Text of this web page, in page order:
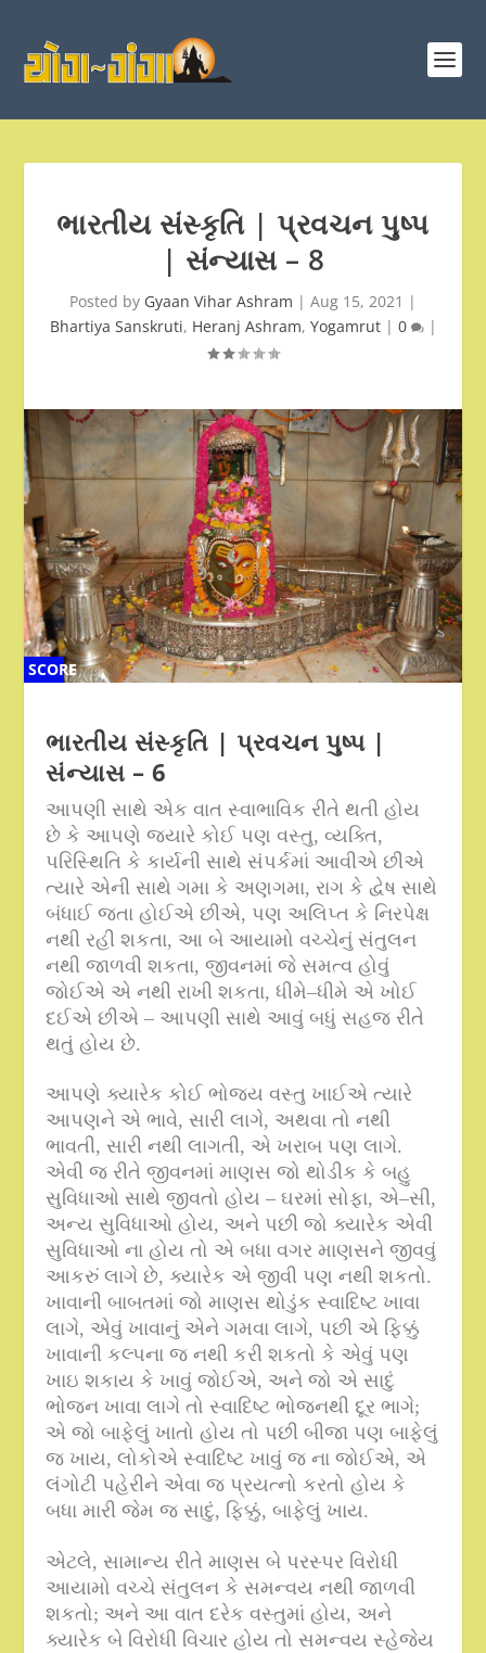
ભારતીય સંસ્કૃતિ | પ્રવચન પુષ્પ
| સંન્યાસ – 8
Posted by Gyaan Vihar Ashram | Aug 15, 2021 |
Bhartiya Sanskruti, Heranj Ashram, Yogamrut| 0 |
SCORE
SCORE
ભારતીય સંસ્કૃતિ | પ્રવચન પુષ્પ |
સંન્યાસ – 6
આપણી સાથે એક વાત સ્વાભાવિક રીતે થતી હોય
છે કે આપણે જ્યારે કોઈ પણ વસ્તુ,વ્યક્તિ,
પરિસ્થિતિ કે કાર્યની સાથે સંપર્કમાં આવીએ છીએ
ત્યારે એની સાથે ગમા કે અણગમા,રાગ કે દ્વેષ સાથે
બંધાઈ જતા હોઈએ છીએ, પણ અલિપ્ત કે નિરપેક્ષ
નથી રહી શકતા, આ બે આયામો વચ્ચેનું સંતુલન
નથી જાળવી શકતા,જીવનમાં જે સમત્વ હોવું
જોઈએ એ નથી રાખી શકતા,ધીમે–ધીમે એ ખોઈ
દઈએ છીએ – આપણી સાથે આવું બધું સહજ રીતે
થતું હોય છે.
આપણે ક્યારેક કોઈ ભોજ્ય વસ્તુ ખાઈએ ત્યારે
આપણને એ ભાવે,સારી લાગે, અથવા તો નથી
ભાવતી,સારી નથી લાગતી, એ ખરાબ પણ લાગે.
એવી જ રીતે જીવનમાં માણસ જો થોડીક કે બહુ
સુવિધાઓ સાથે જીવતો હોય – ઘરમાં સોફા, એ–સી,
અન્ય સુવિધાઓ હોય, અને પછી જો ક્યારેક એવી
સુવિધાઓ ના હોય તો એ બધા વગર માણસને જીવવું
આકરું લાગે છે,ક્યારેક એ જીવી પણ નથી શકતો.
ખાવાની બાબતમાં જો માણસ થોડુંક સ્વાદિષ્ટ ખાવા
લાગે, એવું ખાવાનું એને ગમવા લાગે, પછી એ ફિક્કું
ખાવાની કલ્પના જ નથી કરી શકતો કે એવું પણ
ખાઇ શકાય કે ખાવું જોઈએ, અને જો એ સાદું
ભોજન ખાવા લાગે તો સ્વાદિષ્ટ ભોજનથી દૂર ભાગે;
એ જો બાફેલું ખાતો હોય તો પછી બીજા પણ બાફેલું
જ ખાય,લોકોએ સ્વાદિષ્ટ ખાવું જ ના જોઈએ, એ
લંગોટી પહેરીને એવા જ પ્રયત્નો કરતો હોય કે
બધા મારી જેમ જ સાદું, ફિક્કું,બાફેલું ખાય.
એટલે,સામાન્ય રીતે માણસ બે પરસ્પર વિરોધી
આયામો વચ્ચે સંતુલન કે સમન્વય નથી જાળવી
શકતો; અને આ વાત દરેક વસ્તુમાં હોય, અને
ક્યારેક બે વિરોધી વિચાર હોય તો સમન્વય સ્હેજેય